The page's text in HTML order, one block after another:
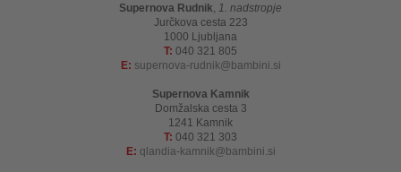
Supernova Rudnik, 1. nadstropje
Jurčkova cesta 223
1000 Ljubljana
T: 040 321 805
E: supernova-rudnik bambini.si
Supernova Kamnik
Domžalska cesta 3
1241 Kamnik
T: 040 321 303
E: qlandia-kamnik bambini.si